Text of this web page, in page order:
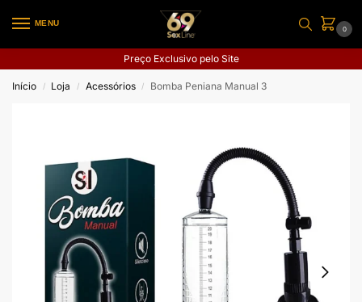
MENU
0
Preço Exclusivo pelo Site
Início / Loja / Acessórios / Bomba Peniana Manual 3